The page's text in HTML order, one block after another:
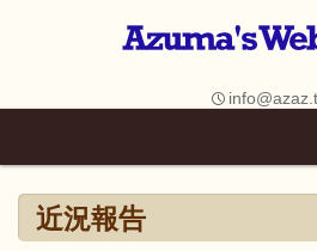
近況報告